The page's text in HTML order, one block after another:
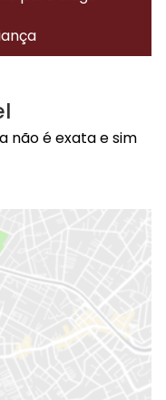
não é exata e sim